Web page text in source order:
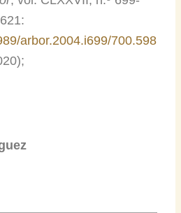
arbor.2004.i699/700.598